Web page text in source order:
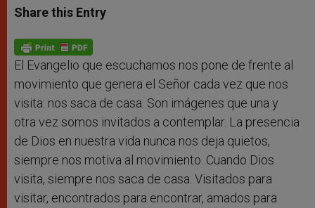
t
s
p
p
s
e
g
e
r
e
b
o
k
Share this Entry
El Evangelio que escuchamos nos pone de frente al
movimiento que genera el Señor cada vez que nos
visita: nos saca de casa. Son imágenes que una y
otra vez somos invitados a contemplar. La presencia
de Dios en nuestra vida nunca nos deja quietos,
siempre nos motiva al movimiento. Cuando Dios
visita, siempre nos saca de casa. Visitados para
visitar, encontrados para encontrar, amados para